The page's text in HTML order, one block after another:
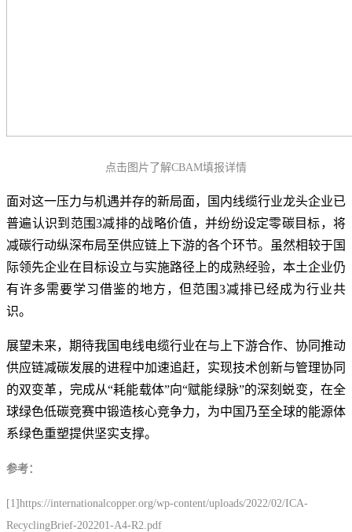
点击图片了解CBAM填报详情
面对这一压力与机遇并存的新局面，国内线缆行业龙头企业已
普遍认识到范围3减排的战略价值，并纷纷设定零碳目标，将
减碳行动纵深布局至供应链上下游的各个环节。虽然相较于国
际领先企业在目标设立与实施路径上的成熟经验，本土企业仍
有许多需要学习借鉴的地方，但范围3减排已经成为行业共
识。
展望未来，期待我国电线电缆行业在与上下游合作、协同推动
供应链减碳发展的进程中加速追赶，实现技术创新与管理协同
的双变革，完成从“耗能载体”向“赋能绿脉”的深刻蜕变，在全
球绿色低碳竞赛中锻造核心竞争力，为中国乃至全球的能源体
系绿色重塑提供坚实支撑。
参考：
[1]https://internationalcopper.org/wp-content/uploads/2022/02/ICA-
RecyclingBrief-202201-A4-R2.pdf